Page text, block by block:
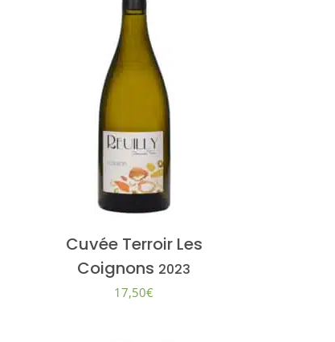
Cuvée Terroir Les
Coignons 2023
17,50€